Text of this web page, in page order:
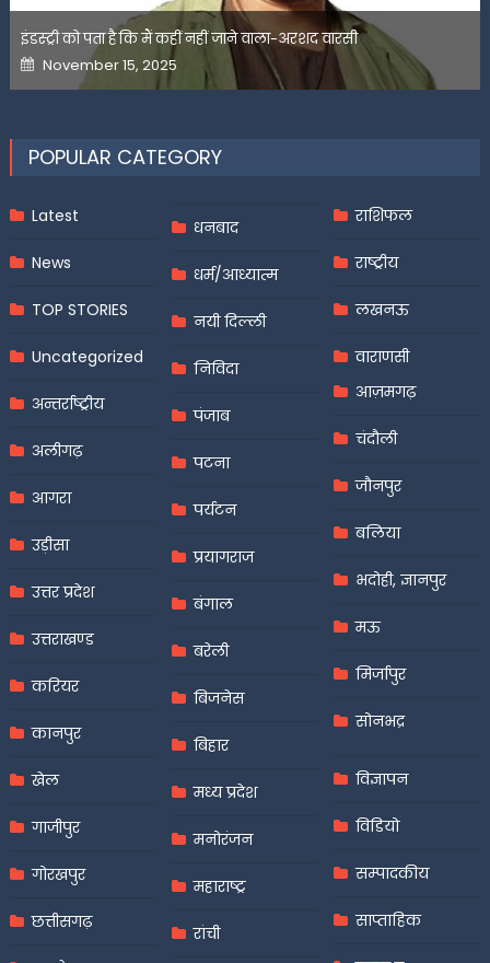
इंडस्ट्री को पता है कि मैं कहीं नहीं जाने वाला-अरशद वारसी
Posted
on
November 15, 2025
POPULAR CATEGORY
Latest
News
TOP STORIES
Uncategorized
अन्तर्राष्ट्रीय
अलीगढ़
आगरा
उड़ीसा
उत्तर प्रदेश
उत्तराखण्ड
करियर
कानपुर
खेल
गाजीपुर
गोरखपुर
छत्तीसगढ़
धनबाद
धर्म/आध्यात्म
नयी दिल्ली
निविदा
पंजाब
पटना
पर्यटन
प्रयागराज
बंगाल
बरेली
बिजनेस
बिहार
मध्य प्रदेश
मनोरंजन
महाराष्ट्र
रांची
राशिफल
राष्ट्रीय
लखनऊ
वाराणसी
आज़मगढ़
चंदौली
जौनपुर
बलिया
भदोही, ज्ञानपुर
मऊ
मिर्जापुर
सोनभद्र
विज्ञापन
विडियो
सम्पादकीय
साप्ताहिक